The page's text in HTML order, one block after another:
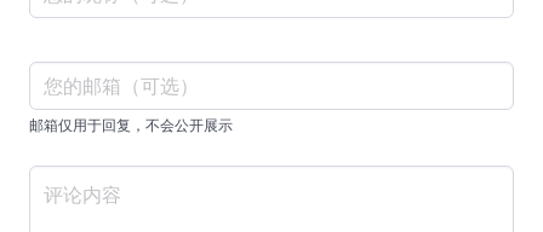
邮箱仅用于回复，不会公开展示